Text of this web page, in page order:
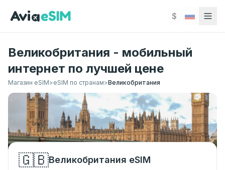
$
Великобритания - мобильный
интернет по лучшей цене
Магазин eSIM>eSIM по странам>Великобритания
🇬🇧Великобритания eSIM